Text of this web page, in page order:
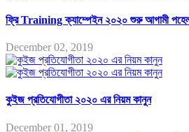
ফ্রি Training ক্যাম্পেইন ২০২০ শুরু আগামী পহেলা
December 02, 2019
কুইজ প্রতিযোগীতা ২০২০ এর নিয়ম কানুন
December 01, 2019